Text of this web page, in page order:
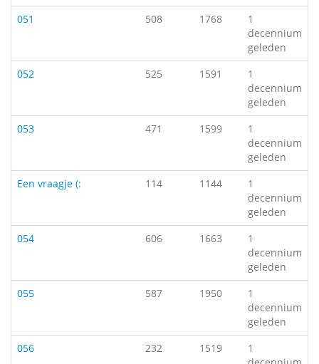
051
508 1768
1
decennium
geleden
052
525 1591
1
decennium
geleden
053
471 1599
1
decennium
geleden
Een vraagje (:
114 1144
1
decennium
geleden
054
606 1663
1
decennium
geleden
055
587 1950
1
decennium
geleden
056
232 1519
1